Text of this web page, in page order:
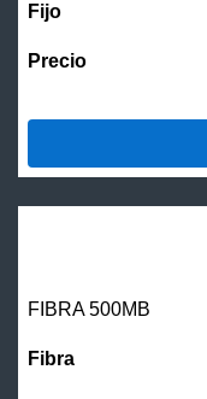
FIBRA500MB